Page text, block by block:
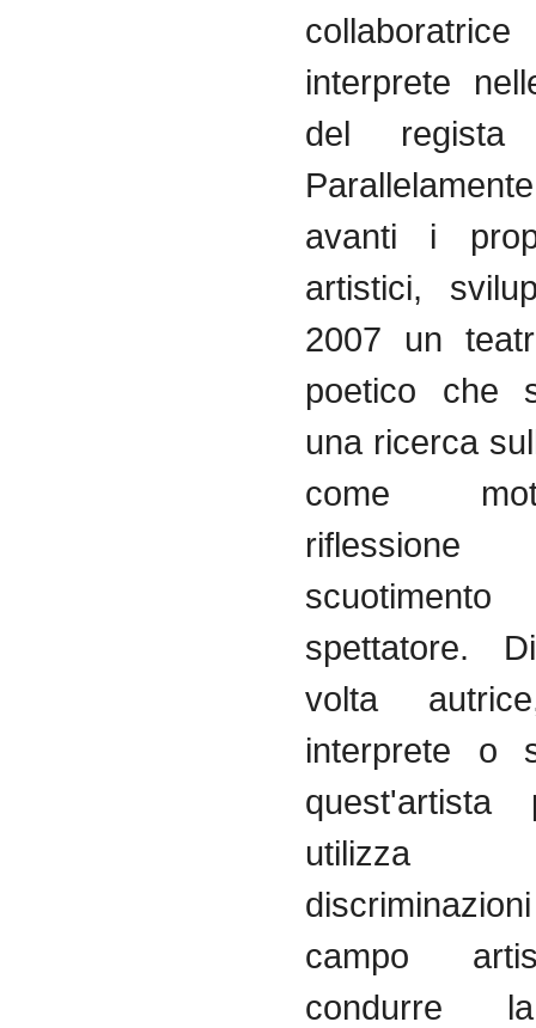
interprete
del regista
avanti i
artistici,
2007 un
poetico che
una ricerca
come
spettatore.
volta
interprete o
quest'artista
utilizza
campo
condurre